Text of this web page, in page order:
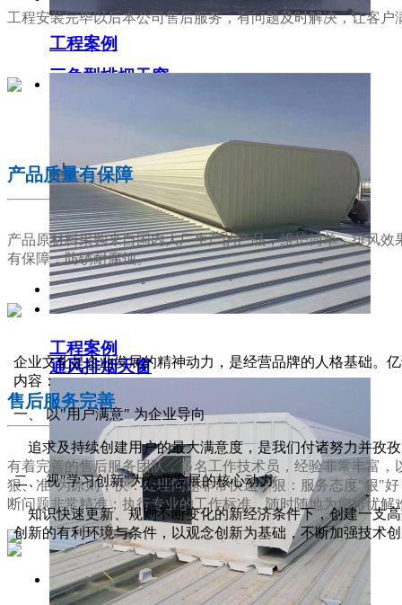
三角型排烟天窗
通风排烟天窗
工程案例
工程案例
工程安装完毕以后本公司售后服务，有问题及时解决，让客户
产品质量有保障
产品原材料采购来自国内大厂生产的产品，维护简单，排风效
有保障，防锈耐腐蚀。
03
售后服务完善
有着完善的售后服务团队，多名工作技术员，经验非常丰富，
狠、准"为原则，快：处理问题非常快速；狠：服务态度"狠"
断问题非常精准；执行专业的工作标准，随时随地为您排忧解
企业文化是企业发展的精神动力，是经营品牌的人格基础。
内容：
一、 以"用户满意" 为企业导向
追求及持续创建用户的最大满意度，是我们付诸努力并孜
二、 视"学习创新"为企业发展的核心动力
知识快速更新、规则不断变化的新经济条件下，创建一支
创新的有利环境与条件，以观念创新为基础，不断加强技术